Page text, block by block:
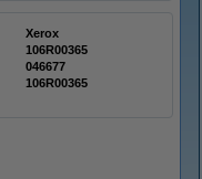
Xerox
106R00365
046677
106R00365